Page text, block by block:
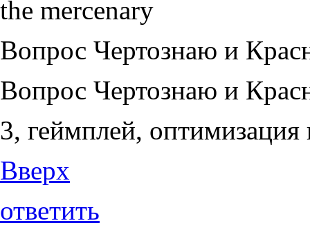
the mercenary
Вопрос Чертознаю и
Вопрос Чертознаю и
3, геймплей, оптимизация
Вверх
ответить